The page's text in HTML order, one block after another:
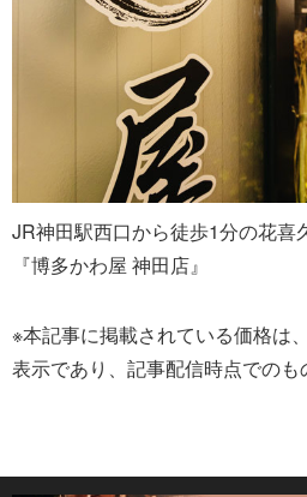
JR神田駅西口から徒歩1分の花喜
『博多かわ屋 神田店』
※本記事に掲載されている価格は
表示であり、記事配信時点でのも